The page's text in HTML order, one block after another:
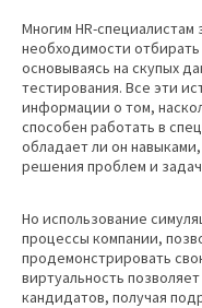
Многим HR-специалистам
необходимости
основываясь на скупых
тестирования. Все эти
информации о том,
способен работать в
обладает ли он
решения проблем и
Но использование
процессы компании,
продемонстрировать
виртуальность
кандидатов, получая